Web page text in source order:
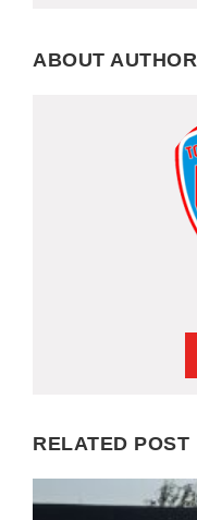
ABOUT AUTHOR
RELATED POST